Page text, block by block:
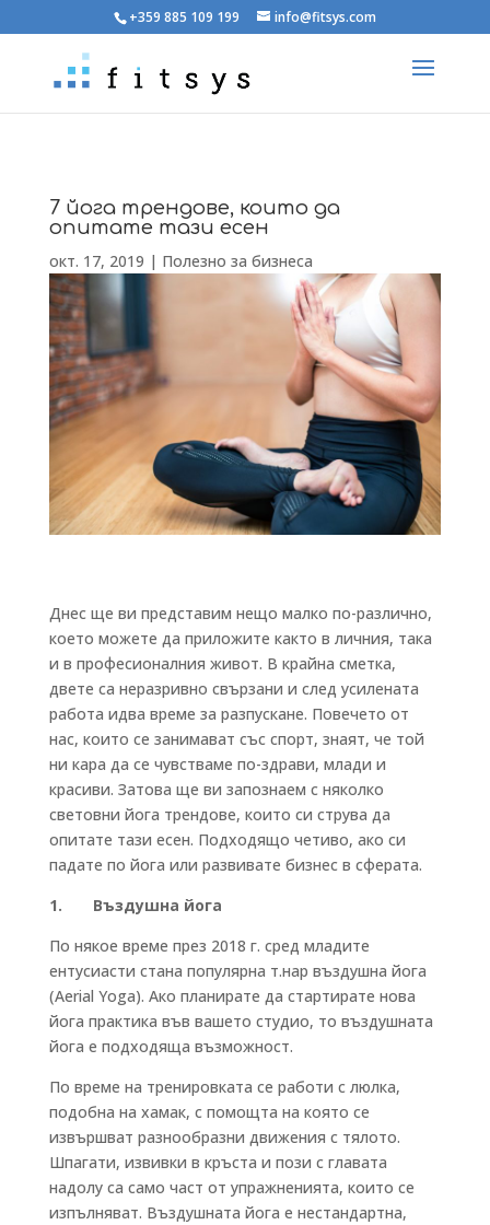
+359 885 109 199 info@fitsys.com
7 йога трендове, които да
опитате тази есен
окт. 17, 2019 | Полезно за бизнеса
Днес ще ви представим нещо малко по-различно,
което можете да приложите както в личния, така
и в професионалния живот. В крайна сметка,
двете са неразривно свързани и след усилената
работа идва време за разпускане. Повечето от
нас, които се занимават със спорт, знаят, че той
ни кара да се чувстваме по-здрави, млади и
красиви. Затова ще ви запознаем с няколко
световни йога трендове, които си струва да
опитате тази есен. Подходящо четиво, ако си
падате по йога или развивате бизнес в сферата.
1. Въздушна йога
По някое време през 2018 г. сред младите
ентусиасти стана популярна т.нар въздушна йога
(Aerial Yoga). Ако планирате да стартирате нова
йога практика във вашето студио, то въздушната
йога е подходяща възможност.
По време на тренировката се работи с люлка,
подобна на хамак, с помощта на която се
извършват разнообразни движения с тялото.
Шпагати, извивки в кръста и пози с главата
надолу са само част от упражненията, които се
изпълняват. Въздушната йога е нестандартна,